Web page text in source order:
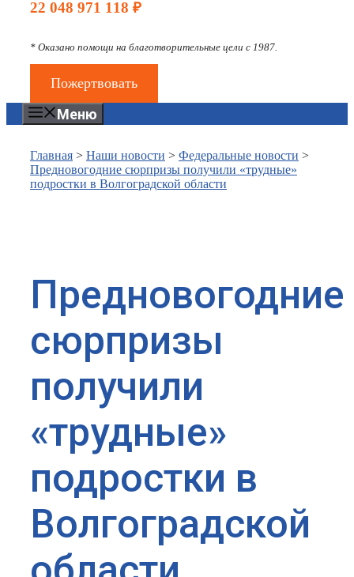
22 048 971 118 ₽
* Оказано помощи на благотворительные цели с 1987.
Пожертвовать
Меню
Главная > Наши новости > Федеральные новости >
Предновогодние сюрпризы получили «трудные»
подростки в Волгоградской области
Предновогодние
сюрпризы
получили
«трудные»
подростки в
Волгоградской